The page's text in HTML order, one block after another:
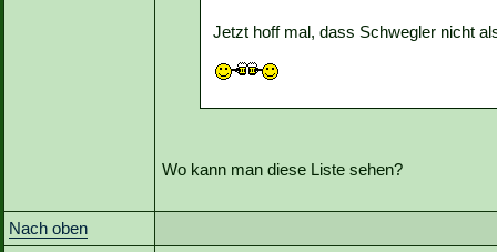
Jetzt hoff mal, dass Schwegler nicht
Wo kann man diese Liste sehen?
Nach oben